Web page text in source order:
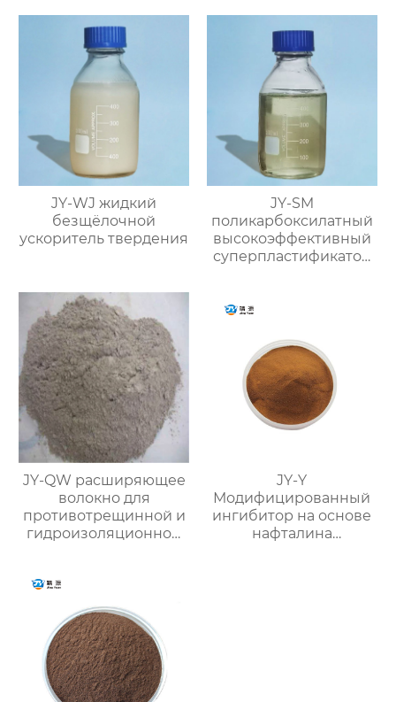
JY-WJ жидкий
безщёлочной
ускоритель твердения
JY-SM
поликарбоксилатный
высокоэффективный
суперпластификатор
JY-QW расширяющее
волокно для
противотрещинной и
гидроизоляционной
JY-Y
Модифицированный
ингибитор на основе
нафталина